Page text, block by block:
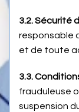
3.2. Sécurité
responsable
et de toute
3.3.
frauduleuse
suspension